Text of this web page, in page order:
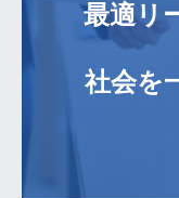
ISOの取り組み
工場見学
最適リ
社会を